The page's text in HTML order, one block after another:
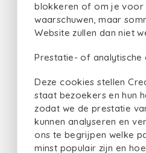
blokkeren of om je voor
waarschuwen, maar
Website zullen dan niet
Prestatie- of analytische
Deze cookies stellen
staat bezoekers en hun
zodat we de prestatie
kunnen analyseren en
ons te begrijpen welke
minst populair zijn en